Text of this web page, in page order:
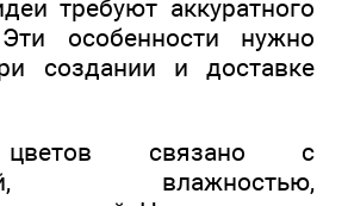
требуют аккуратного
особенности нужно
создании и доставке
цветов связано с
влажностью,